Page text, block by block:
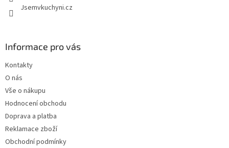
Jsemvkuchyni.cz
Informace pro vás
Kontakty
O nás
Vše o nákupu
Hodnocení obchodu
Doprava a platba
Reklamace zboží
Obchodní podmínky